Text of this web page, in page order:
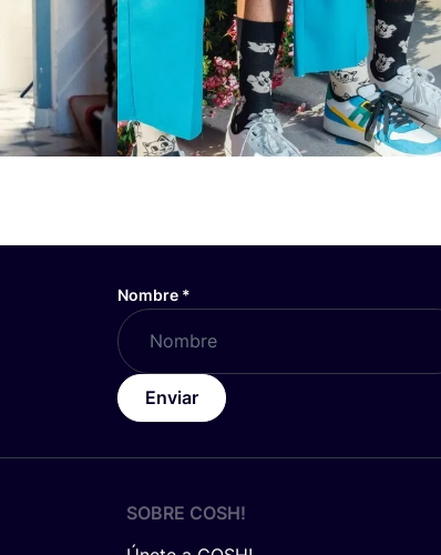
Nombre *
Enviar
SOBRE COSH!